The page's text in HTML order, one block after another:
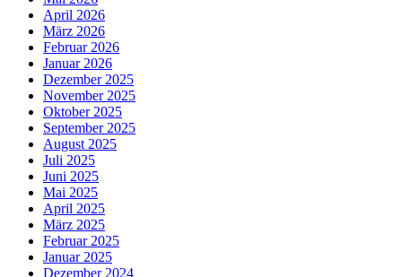
April 2026
März 2026
Februar 2026
Januar 2026
Dezember 2025
November 2025
Oktober 2025
September 2025
August 2025
Juli 2025
Juni 2025
Mai 2025
April 2025
März 2025
Februar 2025
Januar 2025
Dezember 2024